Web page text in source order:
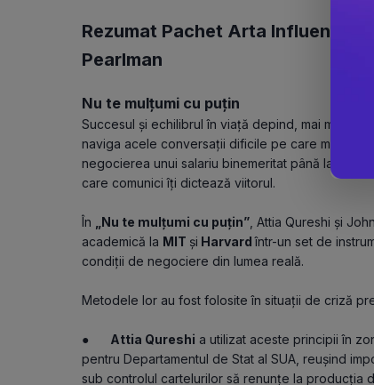
Rezumat Pachet Arta Influentei -
Pearlman
Nu te mulțumi cu puțin
Succesul și echilibrul în viață depind, mai mult
naviga acele conversații dificile pe care
negocierea unui salariu binemeritat până la
care comunici îți dictează viitorul.
În „Nu te mulțumi cu puțin” , Attia Qureshi și
academică la MIT și Harvard într-un set de
condiții de negociere din lumea reală.
Metodele lor au fost folosite în situații de criză
● Attia Qureshi a utilizat aceste principii în
pentru Departamentul de Stat al SUA, reușind
sub controlul cartelurilor să renunțe la producția